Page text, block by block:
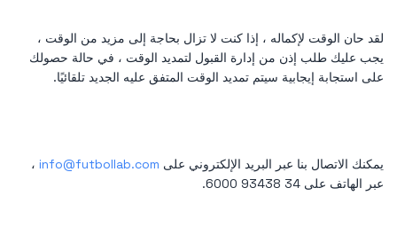
لقد حان الوقت لإكماله ، إذا كنت لا تزال بحاجة إلى مزيد من الوقت ،
يجب عليك طلب إذن من إدارة القبول لتمديد الوقت ، في حالة حصولك
على استجابة إيجابية سيتم تمديد الوقت المتفق عليه الجديد تلقائيًا.
يمكنك الاتصال بنا عبر البريد الإلكتروني على info@futbollab.com ،
عبر الهاتف على 34 93438 6000.